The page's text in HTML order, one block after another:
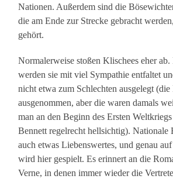
Nationen. Außerdem sind die
die am Ende zur Strecke gebracht
gehört.
Normalerweise stoßen Klischees eher
werden sie mit viel Sympathie entfaltet
nicht etwa zum Schlechten ausgelegt
ausgenommen, aber die waren damals
man an den Beginn des Ersten
Bennett regelrecht hellsichtig). Nationale
auch etwas Liebenswertes, und genau
wird hier gespielt. Es erinnert an die
Verne, in denen immer wieder die